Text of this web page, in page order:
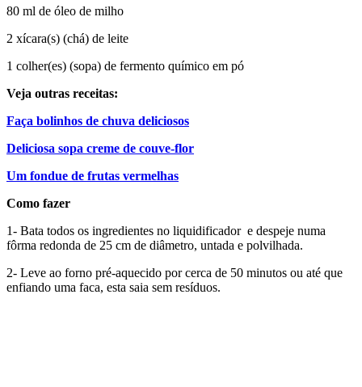
80 ml de óleo de milho
2 xícara(s) (chá) de leite
1 colher(es) (sopa) de fermento químico em pó
Veja outras receitas:
Faça bolinhos de chuva deliciosos
Deliciosa sopa creme de couve-flor
Um fondue de frutas vermelhas
Como fazer
1- Bata todos os ingredientes no liquidificador e despeje numa
fôrma redonda de 25 cm de diâmetro, untada e polvilhada.
2- Leve ao forno pré-aquecido por cerca de 50 minutos ou até que
enfiando uma faca, esta saia sem resíduos.